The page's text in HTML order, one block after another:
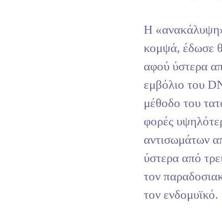
Η
κομψά, έδωσε
αφού ύστερα
εμβόλιο του
μέθοδο του
φορές
αντισωμάτων
ύστερα από
τον
τον ενδομυϊκό.